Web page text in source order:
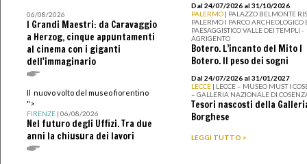
06/08/2026
I Grandi Maestri: da Caravaggio
a Herzog, cinque appuntamenti
al cinema con i giganti
dell'immaginario
Il nuovo volto del museo fiorentino
">
FIRENZE| 06/08/2026
Nel futuro degli Uffizi. Tra due
anni la chiusura dei lavori
Dal 24/07/2026 al 31/10/2026
PALERMO | PALAZZO BELMONTE
PALERMO I PARCO ARCHEOLOGICO
PAESAGGISTICO VALLE DEI TEMPLI -
AGRIGENTO
Botero. L’incanto del Mito I
Botero. Il peso dei sogni
Dal 24/07/2026 al 31/01/2027
LECCE | LECCE – MUSEO MUST I
– GALLERIA NAZIONALE DI
Tesori nascosti della
Borghese
LEGGI TUTTO >